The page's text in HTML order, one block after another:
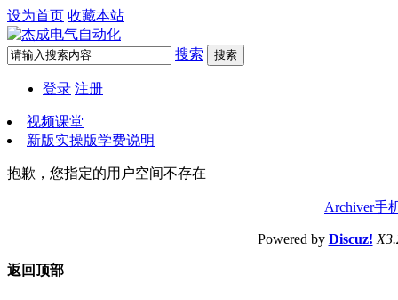
设为首页 收藏本站
搜索 搜索
登录 注册
视频课堂
新版实操版学费说明
抱歉，您指定的用户空间不存在
Archiver手
Powered by Discuz!
返回顶部